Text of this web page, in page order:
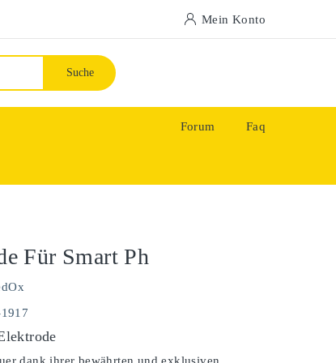
Mein Konto
Suche
Forum Faq
Für Smart Ph